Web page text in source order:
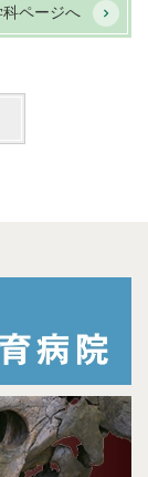
ページへ